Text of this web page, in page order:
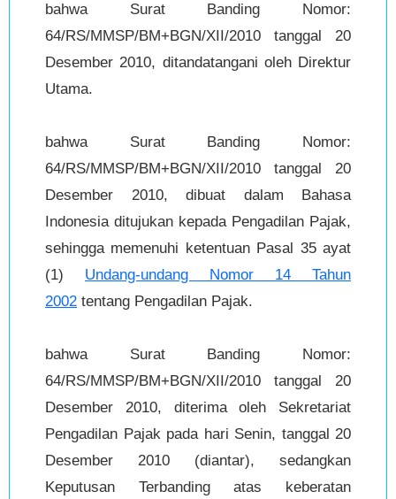
bahwa Surat Banding Nomor:
64/RS/MMSP/BM+BGN/XII/2010 tanggal 20
Desember 2010, ditandatangani oleh Direktur
Utama.
bahwa Surat Banding Nomor:
64/RS/MMSP/BM+BGN/XII/2010 tanggal 20
Desember 2010, dibuat dalam Bahasa
Indonesia ditujukan kepada Pengadilan Pajak,
sehingga memenuhi ketentuan Pasal 35 ayat
(1) Undang-undang Nomor 14 Tahun
2002 tentang Pengadilan Pajak.
bahwa Surat Banding Nomor:
64/RS/MMSP/BM+BGN/XII/2010 tanggal 20
Desember 2010, diterima oleh Sekretariat
Pengadilan Pajak pada hari Senin, tanggal 20
Desember 2010 (diantar), sedangkan
Keputusan Terbanding atas keberatan